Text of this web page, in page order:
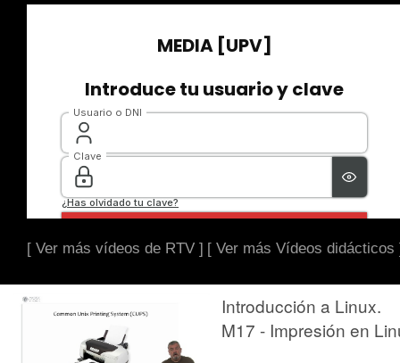
[ Ver más vídeos de RTV ] [ Ver más Vídeos didácticos
Introducción a Linux.
M17 - Impresión en